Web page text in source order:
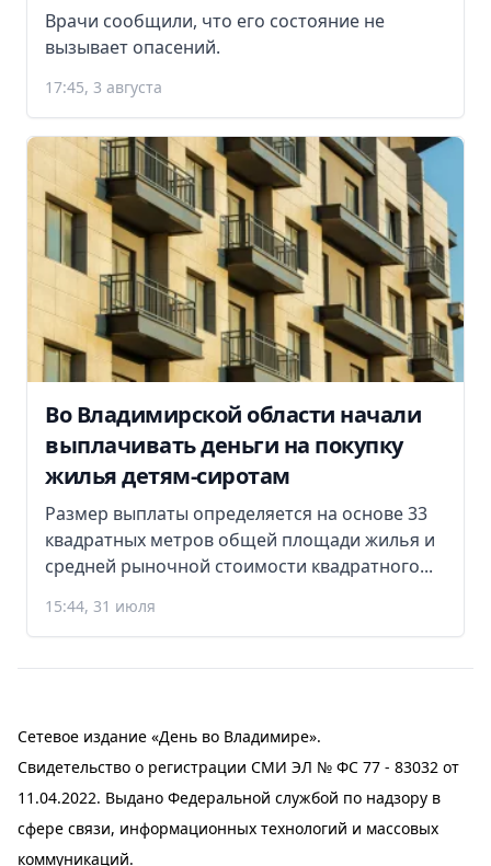
Врачи сообщили, что его состояние не
вызывает опасений.
17:45, 3 августа
Во Владимирской области начали
выплачивать деньги на покупку
жилья детям-сиротам
Размер выплаты определяется на основе 33
квадратных метров общей площади жилья и
средней рыночной стоимости квадратного...
15:44, 31 июля
Сетевое издание «День во Владимире».
Свидетельство о регистрации СМИ ЭЛ № ФС 77 - 83032 от
11.04.2022. Выдано Федеральной службой по надзору в
сфере связи, информационных технологий и массовых
коммуникаций.